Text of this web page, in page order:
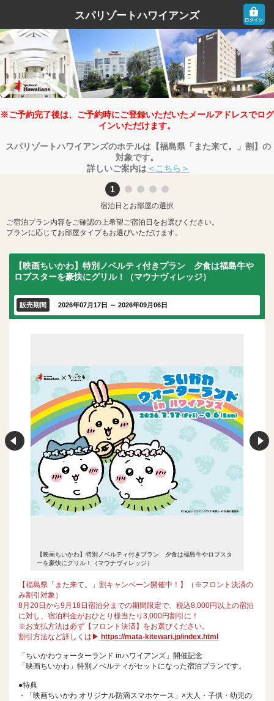
スパリゾートハワイアンズ
※ご予約完了後は、ご予約時にご登録いただいたメールアドレスでログ
インいただけます。
スパリゾートハワイアンズのホテルは【福島県「また来て。」割】の
対象です。
詳しいご案内は＜こちら＞
宿泊日とお部屋の選択
ご宿泊プラン内容をご確認の上希望ご宿泊日をお選びください。
プランに応じてお部屋タイプもお選びいただけます。
【映画ちいかわ】特別ノベルティ付きプラン 夕食は福島牛や
ロブスターを豪快にグリル！（マウナヴィレッジ）
販売期間 2026年07月17日 ～ 2026年09月06日
【映画ちいかわ】特別ノベルティ付きプラン 夕食は福島牛やロブスタ
ーを豪快にグリル！（マウナヴィレッジ）
【福島県「また来て。」割キャンペーン開催中！】（※フロント決済の
み割引対象）
8月20日から9月18日宿泊分までの期間限定で、税込8,000円以上の宿泊
に対し、宿泊料金がおひとり様当たり3,000円割引に！
※お支払方法は必ず【フロント決済】をお選びください。
割引方法など詳しくは▶ https://mata-kitewari.jp/index.html
「ちいかわウォーターランド inハワイアンズ」開催記念
「映画ちいかわ」特別ノベルティがセットになった宿泊プランです。
●特典
・「映画ちいかわ オリジナル防滴スマホケース」×大人・子供・幼児の